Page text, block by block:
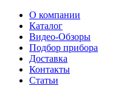
О компании
Каталог
Видео-Обзоры
Подбор прибора
Доставка
Контакты
Статьи